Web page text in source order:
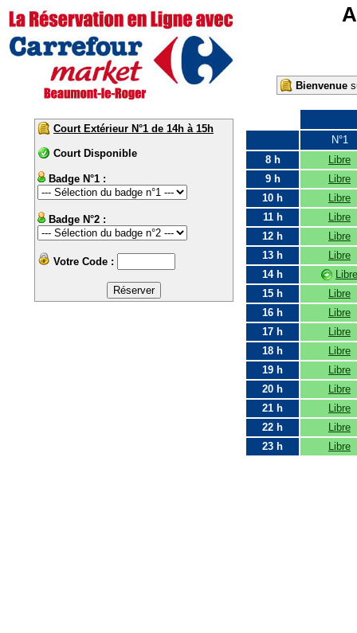
Bienvenue
Court Extérieur N°1 de 14h à 15h
Court Disponible
Badge N°1 :
Badge N°2 :
Votre Code :
N°1
8 h
Libre
9 h
Libre
10 h
Libre
11 h
Libre
12 h
Libre
13 h
Libre
14 h
Libre
15 h
Libre
16 h
Libre
17 h
Libre
18 h
Libre
19 h
Libre
20 h
Libre
21 h
Libre
22 h
Libre
23 h
Libre